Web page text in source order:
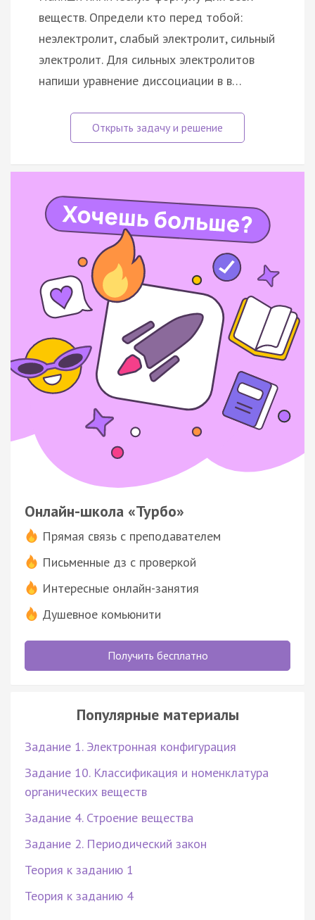
веществ. Определи кто перед тобой:
неэлектролит, слабый электролит, сильный
электролит. Для сильных электролитов
напиши уравнение диссоциации в в…
Онлайн-школа «Турбо»
Прямая связь с преподавателем
Письменные дз с проверкой
Интересные онлайн-занятия
Душевное комьюнити
Получить бесплатно
Популярные материалы
Задание 1. Электронная конфигурация
Задание 10. Классификация и номенклатура
органических веществ
Задание 4. Строение вещества
Задание 2. Периодический закон
Теория к заданию 1
Теория к заданию 4